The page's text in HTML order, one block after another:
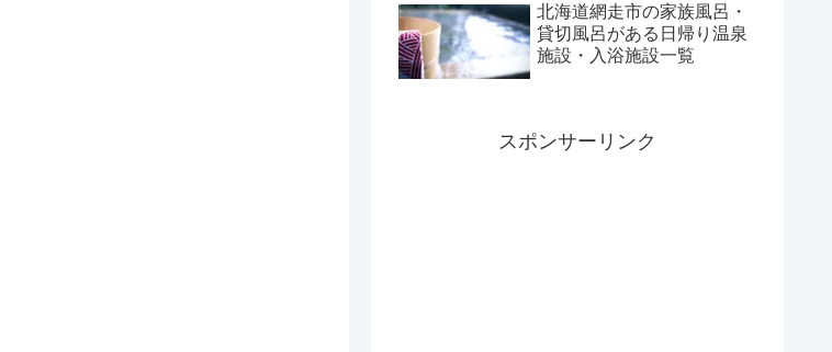
北海道網走市の家族風呂・
貸切風呂がある日帰り温泉
施設・入浴施設一覧
スポンサーリンク